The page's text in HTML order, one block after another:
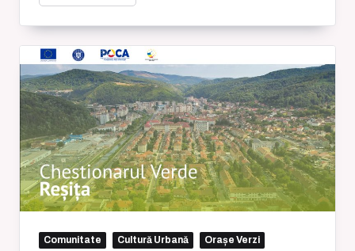
Comunitate Cultură Urbană Orașe Verzi